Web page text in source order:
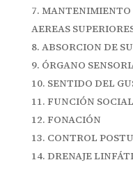
MANTENIMIENTO
AEREAS
ABSORCION DE
ÓRGANO
SENTIDO DEL
FUNCIÓN SOCIAL
FONACIÓN
CONTROL
DRENAJE